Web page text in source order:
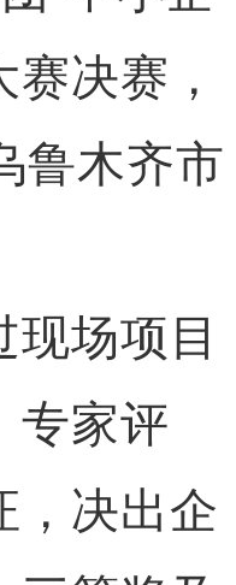
决赛，
鲁木齐市
场项目
专家评
，决出企